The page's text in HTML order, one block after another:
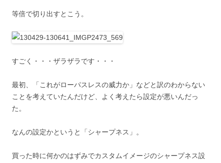
等倍で切り出すとこう。
すごく・・・ザラザラです・・・
最初、「これがローパスレスの威力か」などと訳のわからない
ことを考えていたんだけど、よく考えたら設定が悪いんだっ
た。
なんの設定かというと「シャープネス」。
買った時に何かのはずみでカスタムイメージのシャープネス設